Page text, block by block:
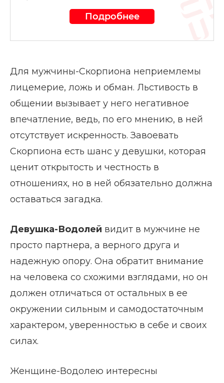
Подробнее
Для мужчины-Скорпиона неприемлемы
лицемерие, ложь и обман. Льстивость в
общении вызывает у него негативное
впечатление, ведь, по его мнению, в ней
отсутствует искренность. Завоевать
Скорпиона есть шанс у девушки, которая
ценит открытость и честность в
отношениях, но в ней обязательно должна
оставаться загадка.
Девушка-Водолей видит в мужчине не
просто партнера, а верного друга и
надежную опору. Она обратит внимание
на человека со схожими взглядами, но он
должен отличаться от остальных в ее
окружении сильным и самодостаточным
характером, уверенностью в себе и своих
силах.
Женщине-Водолею интересны